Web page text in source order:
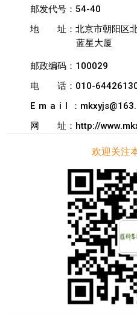
邮发代号：54-40
地 址：北京市朝阳区
蓝星大厦
邮政编码：100029
电 话：010-
Email
：
网 址：http://
欢迎关注